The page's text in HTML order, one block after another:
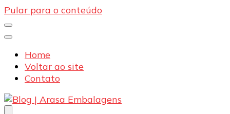
Pular para o conteúdo
Home
Voltar ao site
Contato